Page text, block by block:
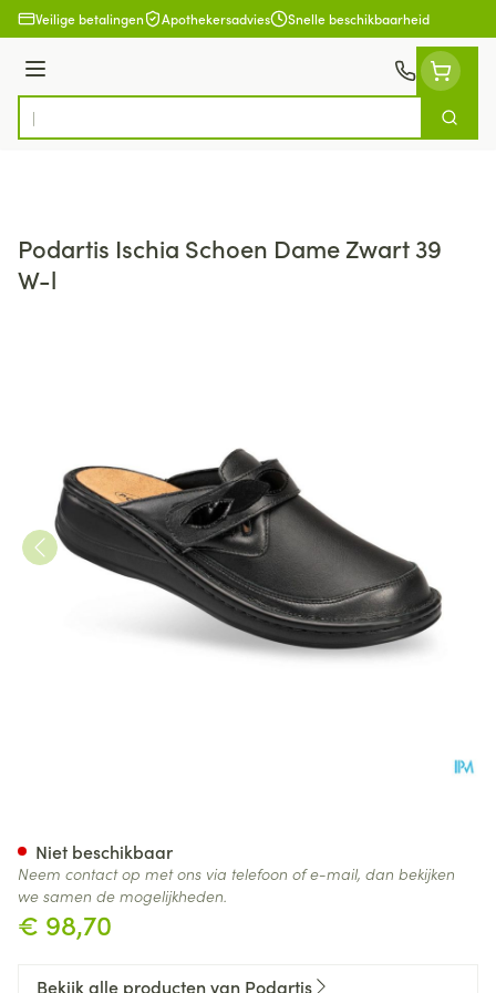
Ga naar de inhoud
Veilige betalingen Apothekersadvies Snelle beschikbaarheid
Menu
Product, merk, categorie...
Zoek
Podartis Ischia Schoen Dame Zwart 39
W-l
€ 98,70
Niet beschikbaar
Neem contact op met ons via telefoon of e-mail, dan bekijken
we samen de mogelijkheden.
Bekijk alle producten van Podartis